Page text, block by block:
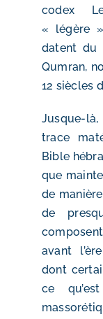
codex
« légère
datent du
Qumran,
12 siècles
Jusque-
trace
Bible
que
de
de
avant
dont
ce